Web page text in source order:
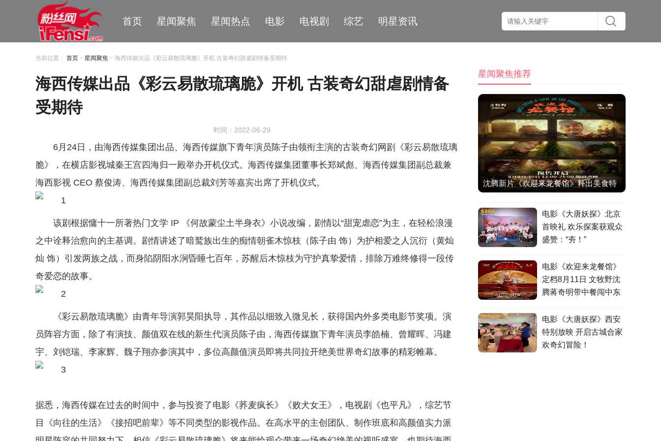
首页 星闻聚焦 星闻热点 电影 电视剧 综艺 明星资讯
当前位置： 首页 > 星闻聚焦 > 海西传媒出品《彩云易散琉璃脆》开机 古装奇幻甜虐剧情备受期待
海西传媒出品《彩云易散琉璃脆》开机 古装奇幻甜虐剧情备
受期待
时间：2022-06-29
6月24日，由海西传媒集团出品、海西传媒旗下青年演员陈子由领衔主演的古装奇幻网剧《彩云易散琉璃
脆》，在横店影视城秦王宫四海归一殿举办开机仪式。海西传媒集团董事长郑斌彪、海西传媒集团副总裁兼
海西影视 CEO 蔡俊涛、海西传媒集团副总裁刘芳等嘉宾出席了开机仪式。
该剧根据慵十一所著热门文学 IP 《何故蒙尘土半身衣》小说改编，剧情以“甜宠虐恋”为主，在轻松浪漫
之中诠释治愈向的主基调。剧情讲述了暗鹫族出生的痴情朝雀木惊枝（陈子由 饰）为护相爱之人沉衍（黄灿
灿 饰）引发两族之战，而身陷阴阳水涧昏睡七百年，苏醒后木惊枝为守护真挚爱情，排除万难终修得一段传
奇爱恋的故事。
《彩云易散琉璃脆》由青年导演郭昊阳执导，其作品以细致入微见长，获得国内外多类电影节奖项。演
员阵容方面，除了有演技、颜值双在线的新生代演员陈子由，海西传媒旗下青年演员李皓楠、曾耀晖、冯建
宇、刘铠瑞、李家辉、魏子翔亦参演其中，多位高颜值演员即将共同拉开绝美世界奇幻故事的精彩帷幕。
据悉，海西传媒在过去的时间中，参与投资了电影《荞麦疯长》《败犬女王》，电视剧《也平凡》，综艺节
目《向往的生活》《接招吧前辈》等不同类型的影视作品。在高水平的主创团队、制作班底和高颜值实力派
星闻聚焦推荐
沈腾新片《欢迎来龙餐馆》释出美食特
电影《大唐妖探》北京
首映礼 欢乐探案获观众
盛赞：“夯！”
电影《欢迎来龙餐馆》
定档8月11日 文牧野沈
腾蒋奇明带中餐闯中东
电影《大唐妖探》西安
特别放映 开启古城合家
欢奇幻冒险！